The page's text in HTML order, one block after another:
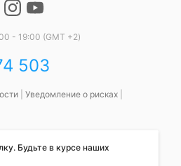
- 19:00 (GMT +2)
503
Уведомление о рисках
Будьте в курсе наших